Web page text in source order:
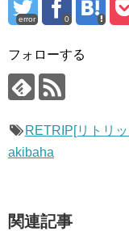
error 0
フォローする
RETRIP[リトリ
akibaha
関連記事